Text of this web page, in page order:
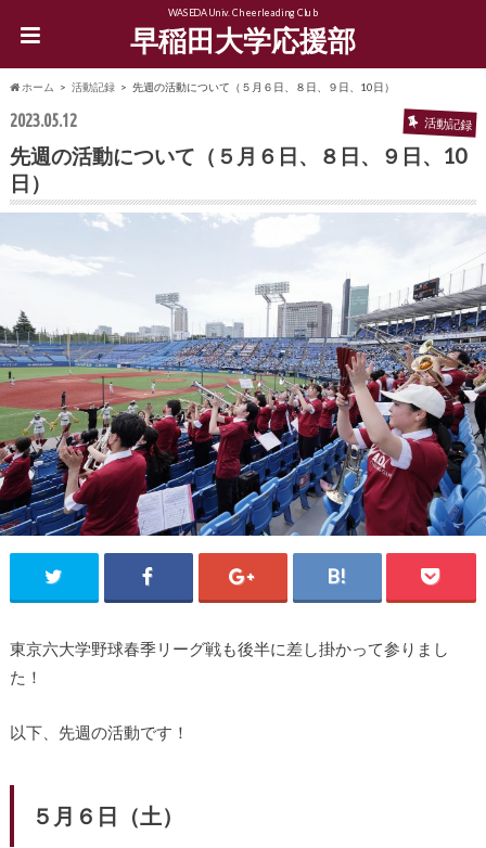
WASEDA Univ. Cheerleading Club
早稲田大学応援部
ホーム 活動記録 先週の活動について（５月６日、８日、９日、10日）
2023.05.12 活動記録
先週の活動について（５月６日、８日、９日、10
日）
東京六大学野球春季リーグ戦も後半に差し掛かって参りまし
た！
以下、先週の活動です！
５月６日（土）